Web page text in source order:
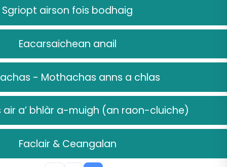
Sgriopt airson fois bodhaig
Eacarsaichean anail
- Mothachas anns a chlas
a’ bhlàr a-muigh (an raon-cluiche)
Faclair & Ceangalan